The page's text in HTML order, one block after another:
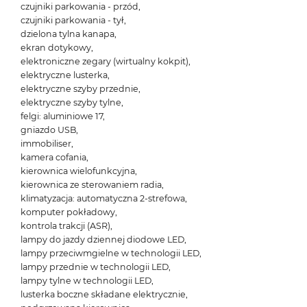
czujniki parkowania - przód,
czujniki parkowania - tył,
dzielona tylna kanapa,
ekran dotykowy,
elektroniczne zegary (wirtualny kokpit),
elektryczne lusterka,
elektryczne szyby przednie,
elektryczne szyby tylne,
felgi: aluminiowe 17,
gniazdo USB,
immobiliser,
kamera cofania,
kierownica wielofunkcyjna,
kierownica ze sterowaniem radia,
klimatyzacja: automatyczna 2-strefowa,
komputer pokładowy,
kontrola trakcji (ASR),
lampy do jazdy dziennej diodowe LED,
lampy przeciwmgielne w technologii LED,
lampy przednie w technologii LED,
lampy tylne w technologii LED,
lusterka boczne składane elektrycznie,